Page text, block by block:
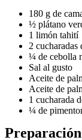
180 g de
½ plátano
1 limón tahití
2 cucharadas
¼ de cebolla
Sal al gusto
Aceite de
Aceite de
1 cucharada
¼ de
Preparación